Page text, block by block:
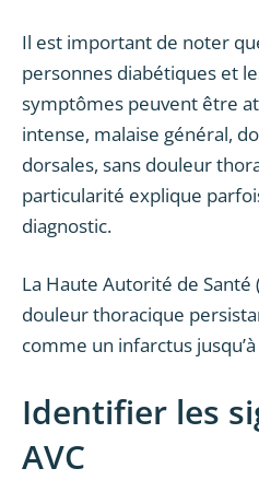
Il est important de noter
personnes diabétiques et
symptômes peuvent être
intense, malaise général,
dorsales, sans douleur
particularité explique
diagnostic.
La Haute Autorité de
douleur thoracique
comme un infarctus
Identifier les
AVC